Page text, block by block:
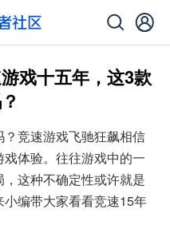
戏十五年，这3款
竞速游戏飞驰狂飙相信
体验。往往游戏中的一
这种不确定性或许就是
编带大家看看竞速15年